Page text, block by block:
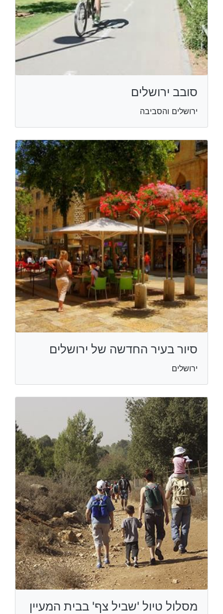
סובב ירושלים
ירושלים והסביבה
סיור בעיר החדשה של ירושלים
ירושלים
מסלול טיול 'שביל צף' בבית המעיין